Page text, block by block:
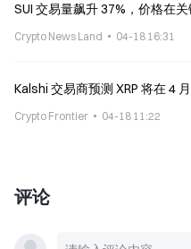
SUI 交易量飙升 37%，价格在
Crypto News Land 04-18 16:31
Kalshi 交易商预测 XRP 将在 4
Crypto Frontier 04-18 11:22
评论